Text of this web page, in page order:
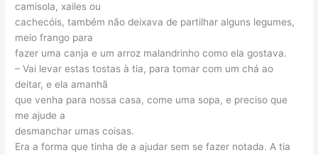
camisola, xailes ou
cachecóis, também não deixava de partilhar alguns legumes,
meio frango para
fazer uma canja e um arroz malandrinho como ela gostava.
– Vai levar estas tostas à tia, para tomar com um chá ao
deitar, e ela amanhã
que venha para nossa casa, come uma sopa, e preciso que
me ajude a
desmanchar umas coisas.
Era a forma que tinha de a ajudar sem se fazer notada. A tia